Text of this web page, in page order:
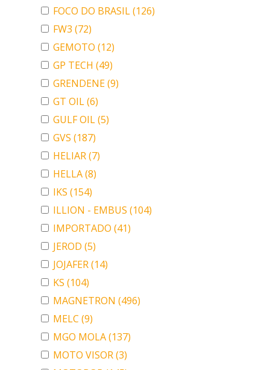
FOCO DO BRASIL(126)
FW3 (72)
GEMOTO (12)
GP TECH (49)
GRENDENE(9)
GT OIL(6)
GULF OIL(5)
GVS (187)
HELIAR(7)
HELLA(8)
IKS (154)
ILLION - EMBUS (104)
IMPORTADO (41)
JEROD (5)
JOJAFER(14)
KS (104)
MAGNETRON (496)
MELC (9)
MGO MOLA(137)
MOTO VISOR(3)